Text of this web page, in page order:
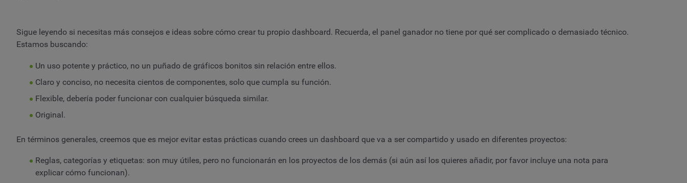
Sigue leyendo si necesitas más consejos e ideas sobre cómo crear tu propio dashboard. Recuerda, el panel ganador no tiene por qué ser complicado o demasiado técnico.
Estamos buscando:
Un uso potente y práctico, no un puñado de gráficos bonitos sin relación entre ellos.
Claro y conciso, no necesita cientos de componentes, solo que cumpla su función.
Flexible, debería poder funcionar con cualquier búsqueda similar.
Original.
En términos generales, creemos que es mejor evitar estas prácticas cuando crees un dashboard que va a ser compartido y usado en diferentes proyectos:
Reglas, categorías y etiquetas: son muy útiles, pero no funcionarán en los proyectos de los demás (si aún así los quieres añadir, por favor incluye una nota para
explicar cómo funcionan).